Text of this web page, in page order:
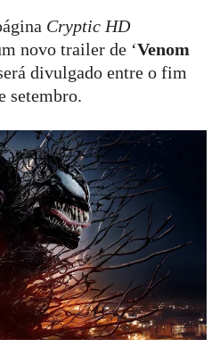
Cryptic HD
novo trailer de ‘Venom
divulgado entre o fim
setembro.